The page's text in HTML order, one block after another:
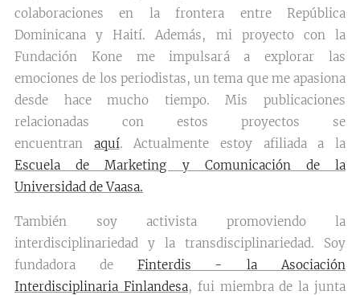
colaboraciones en la frontera entre República
Dominicana y Haití. Además, mi proyecto con la
Fundación Kone me impulsará a explorar las
emociones de los periodistas, un tema que me apasiona
desde hace mucho tiempo. Mis publicaciones
relacionadas con estos proyectos se
encuentran aquí. Actualmente estoy afiliada a la
Escuela de Marketing y Comunicación de la
Universidad de Vaasa.
También soy activista promoviendo la
interdisciplinariedad y la transdisciplinariedad. Soy
fundadora de Finterdis - la Asociación
Interdisciplinaria Finlandesa, fui miembra de la junta